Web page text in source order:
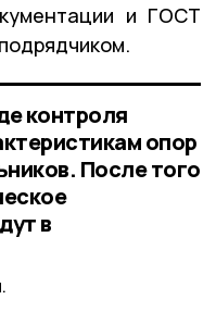
и ГОСТ
контроля
опор
После того
в